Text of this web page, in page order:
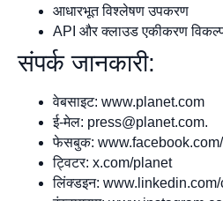
आधारभूत विश्लेषण उपकरण
API और क्लाउड एकीकरण
संपर्क जानकारी:
वेबसाइट: www.planet.com
ई-मेल: press@planet.com.
फेसबुक:
ट्विटर: x.com/planet
लिंक्डइन: